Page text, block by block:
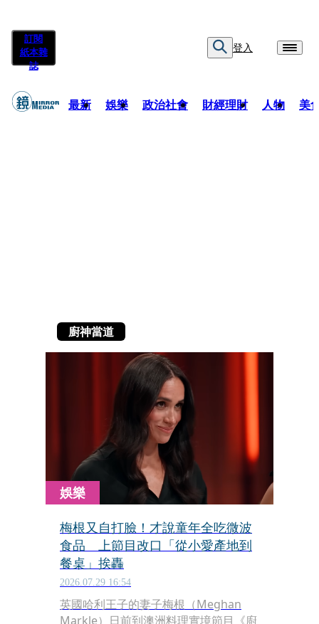
訂閱
紙本雜
誌
登入
最新 娛樂 政治社會 財經理財 人物 美
廚神當道
娛樂
梅根又自打臉！才說童年全吃微波
食品 上節目改口「從小愛產地到
餐桌」挨轟
2026.07.29 16:54
英國哈利王子的妻子梅根（Meghan
Markle）日前到澳洲料理實境節目《廚